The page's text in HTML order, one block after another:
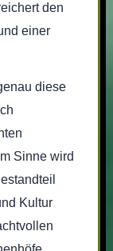
den
einer
diese
Sinne wird
Kultur